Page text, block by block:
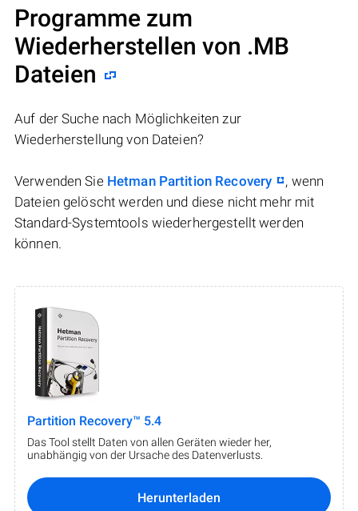
Programme zum
Wiederherstellen von .MB
Dateien
Auf der Suche nach Möglichkeiten zur
Wiederherstellung von Dateien?
Verwenden Sie Hetman Partition Recovery
, wenn
Dateien gelöscht werden und diese nicht mehr mit
Standard-Systemtools wiederhergestellt werden
können.
Partition Recovery™ 5.4
Das Tool stellt Daten von allen Geräten wieder her,
unabhängig von der Ursache des Datenverlusts.
Herunterladen